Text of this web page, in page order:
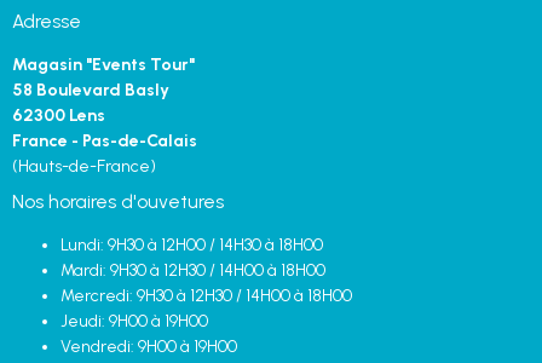
Adresse
Magasin "Events Tour"
58 Boulevard Basly
62300 Lens
France - Pas-de-Calais
(Hauts-de-France)
Nos horaires d'ouvetures
Lundi: 9H30 à 12H00 / 14H30 à 18H00
Mardi: 9H30 à 12H30 / 14H00 à 18H00
Mercredi: 9H30 à 12H30 / 14H00 à 18H00
Jeudi: 9H00 à 19H00
Vendredi: 9H00 à 19H00